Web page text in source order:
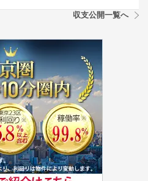
収支公開一覧へ